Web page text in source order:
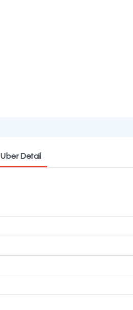
Uber Detail